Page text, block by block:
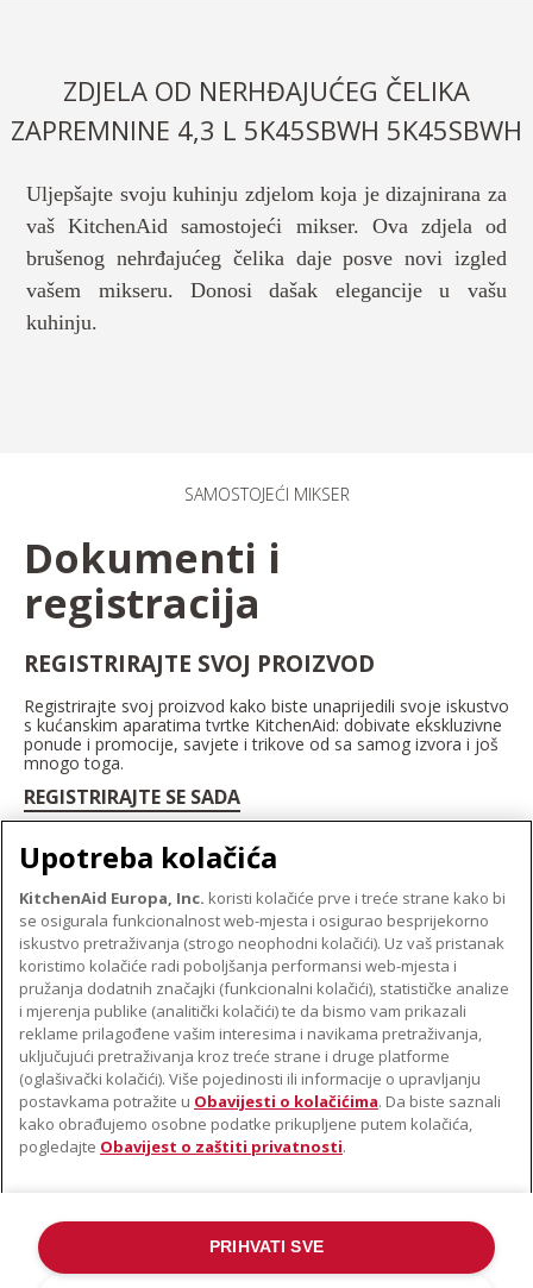
ZDJELA OD NERHĐAJUĆEG ČELIKA
ZAPREMNINE 4,3 L 5K45SBWH 5K45SBWH
Uljepšajte svoju kuhinju zdjelom koja je dizajnirana za
vaš KitchenAid samostojeći mikser. Ova zdjela od
brušenog nehrđajućeg čelika daje posve novi izgled
vašem mikseru. Donosi dašak elegancije u vašu
kuhinju.
SAMOSTOJEĆI MIKSER
Dokumenti i
registracija
REGISTRIRAJTE SVOJ PROIZVOD
Registrirajte svoj proizvod kako biste unaprijedili svoje iskustvo
s kućanskim aparatima tvrtke KitchenAid: dobivate ekskluzivne
ponude i promocije, savjete i trikove od sa samog izvora i još
mnogo toga.
REGISTRIRAJTE SE SADA
O TVRTKI KITCHENAID
Robna marka
Povijest
ODR
PODRŠKA
Pronađi trgovinu
Jamstvo i dokumenti
PRATITE NAS
©2022. Sva prava pridržana. KitchenAid i dizajn samostojećeg miksera
Upotreba kolačića
KitchenAid Europa, Inc. koristi kolačiće prve i treće strane kako bi
se osigurala funkcionalnost web-mjesta i osigurao besprijekorno
iskustvo pretraživanja (strogo neophodni kolačići). Uz vaš pristanak
koristimo kolačiće radi poboljšanja performansi web-mjesta i
pružanja dodatnih značajki (funkcionalni kolačići), statističke analize
i mjerenja publike (analitički kolačići) te da bismo vam prikazali
reklame prilagođene vašim interesima i navikama pretraživanja,
uključujući pretraživanja kroz treće strane i druge platforme
(oglašivački kolačići). Više pojedinosti ili informacije o upravljanju
postavkama potražite u Obavijesti o kolačićima. Da biste saznali
kako obrađujemo osobne podatke prikupljene putem kolačića,
pogledajte Obavijest o zaštiti privatnosti.
PRIHVATI SVE